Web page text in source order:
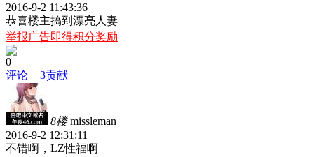
2016-9-2 11:43:36
恭喜楼主搞到漂亮人妻
举报广告即得积分奖励
0
评论 + 3贡献
8楼 missleman
2016-9-2 12:31:11
不错啊，LZ性福啊